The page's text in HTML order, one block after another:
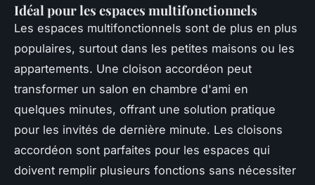
Idéal pour les espaces multifonctionnels
Les espaces multifonctionnels sont de plus en plus
populaires, surtout dans les petites maisons ou les
appartements. Une cloison accordéon peut
transformer un salon en chambre d'ami en
quelques minutes, offrant une solution pratique
pour les invités de dernière minute. Les cloisons
accordéon sont parfaites pour les espaces qui
doivent remplir plusieurs fonctions sans nécessiter